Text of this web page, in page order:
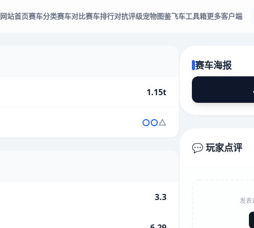
网站首页赛车分类赛车对比赛车排行对抗评级宠物图鉴飞车工具箱更多客户端
1.15t
3.3
赛车海报
💬 玩家点评
发表